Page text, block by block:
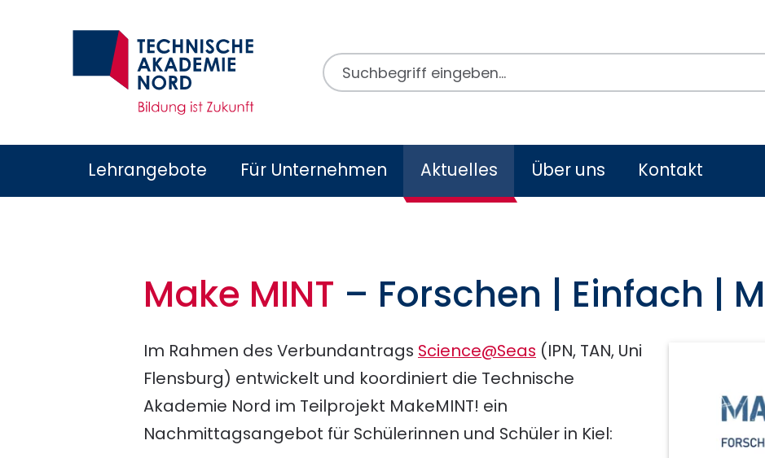
Suchbegriffe
Lehrangebote Für Unternehmen Aktuelles Über uns Kontakt
Make MINT – Forschen | Einfach |
Im Rahmen des Verbundantrags Science@Seas (IPN, TAN, Uni
Flensburg) entwickelt und koordiniert die Technische
Akademie Nord im Teilprojekt MakeMINT! ein
Nachmittagsangebot für Schülerinnen und Schüler in Kiel: